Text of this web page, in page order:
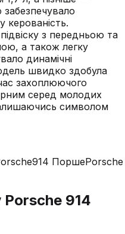
керованість.
з передньою та
а також легку
динамічні
швидко здобула
захоплюючого
серед молодих
символом
914 ПоршеPorsche
Porsche 914